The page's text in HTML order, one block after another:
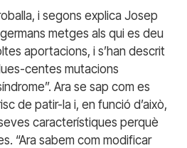
i segons explica Josep
metges als qui es deu
aportacions, i s’han descrit
centes mutacions
Ara se sap com es
de patir-la i, en funció d’això,
característiques perquè
“Ara sabem com modificar